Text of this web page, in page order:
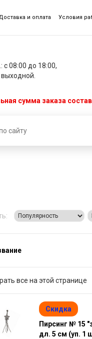
и оплата Условия
с 08:00 до 18:00,
сумма заказа
все на этой странице
Скидка
Пирсинг № 15
дл. 5 см (уп. 1